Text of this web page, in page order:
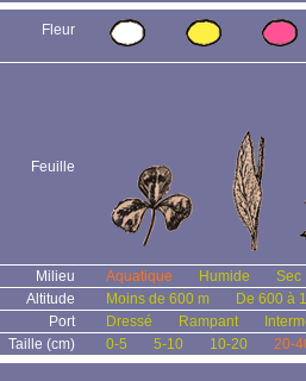
Fleur
Feuille
Milieu Aquatique Humide
Sec
Altitude
Moins de 600 m
De 600 à
Port
Dressé Rampant
Taille (cm)
0-5 5-10 10-20 20-